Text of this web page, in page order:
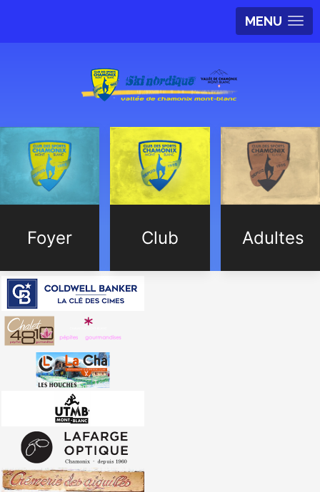
MENU
Foyer Club Adultes